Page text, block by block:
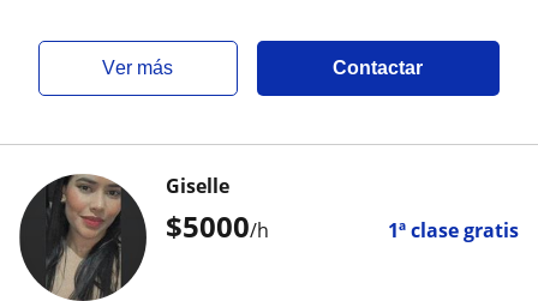
ver más Contactar
$5000/h 1ª clase gratis
Giselle